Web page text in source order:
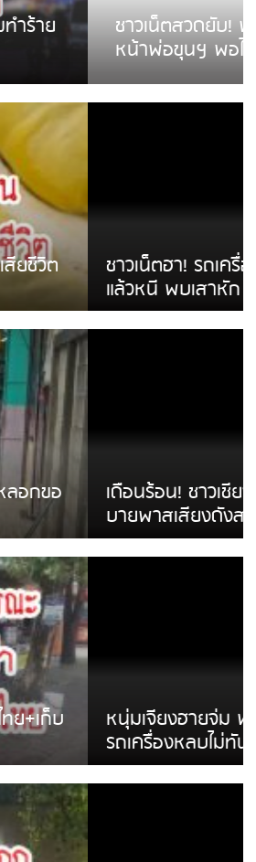
พบพม่าเร่ขายพวงมาลัย
ม่ซื้อเดินตาม
รื่องแม่สายชนป้ายร้านโลงศพ
เบรคหัก หวิดได้ใช้บริการ
งรายบ่นรถ Isuzu สีขาวซิ่ง
สร้างความรำคาญ
พบถังน้ำดื่มตกกลางถนน
ล้มบาดเจ็บ